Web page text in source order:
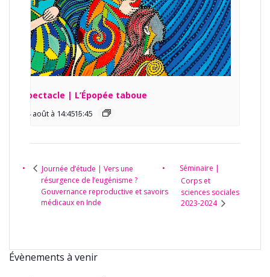
Spectacle | L’Épopée taboue
14 août à 14:45 -
15:45
Journée d’étude | Vers une
résurgence de l’eugénisme ?
Gouvernance reproductive et savoirs
médicaux en Inde
Séminaire |
Corps et
sciences sociales
2023-2024
Évènements à venir